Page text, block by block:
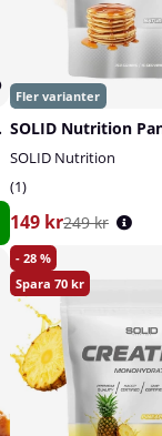
g
SOLID Nutrition
1
149 kr249 kr
28
70